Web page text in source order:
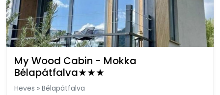
My Wood Cabin - Mokka
Bélapátfalva★★★
Heves » Bélapátfalva